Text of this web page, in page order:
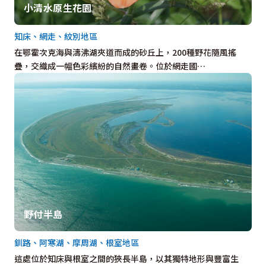
小清水原生花園
在鄂霍次克海與濤沸湖夾道而成的砂丘上，200種野花隨風搖
疊，交織成一幅色彩繽紛的自然畫卷。位於網走國…
知床、網走、紋別地區
野付半島
這處位於知床與根室之間的狹長半島，以其獨特地形與豐富生
釧路、阿寒湖、摩周湖、根室地區